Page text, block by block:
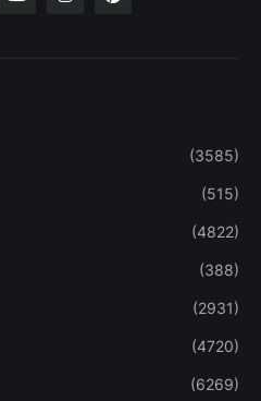
(3585)
(515)
(4822)
(388)
(2931)
(4720)
(6269)